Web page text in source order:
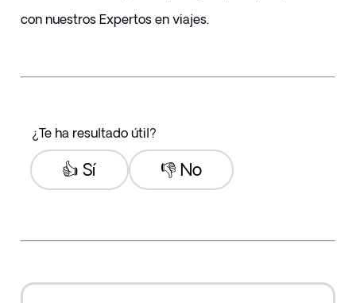
con nuestros Expertos en viajes.
¿Te ha resultado útil?
👎 No
👍 Sí